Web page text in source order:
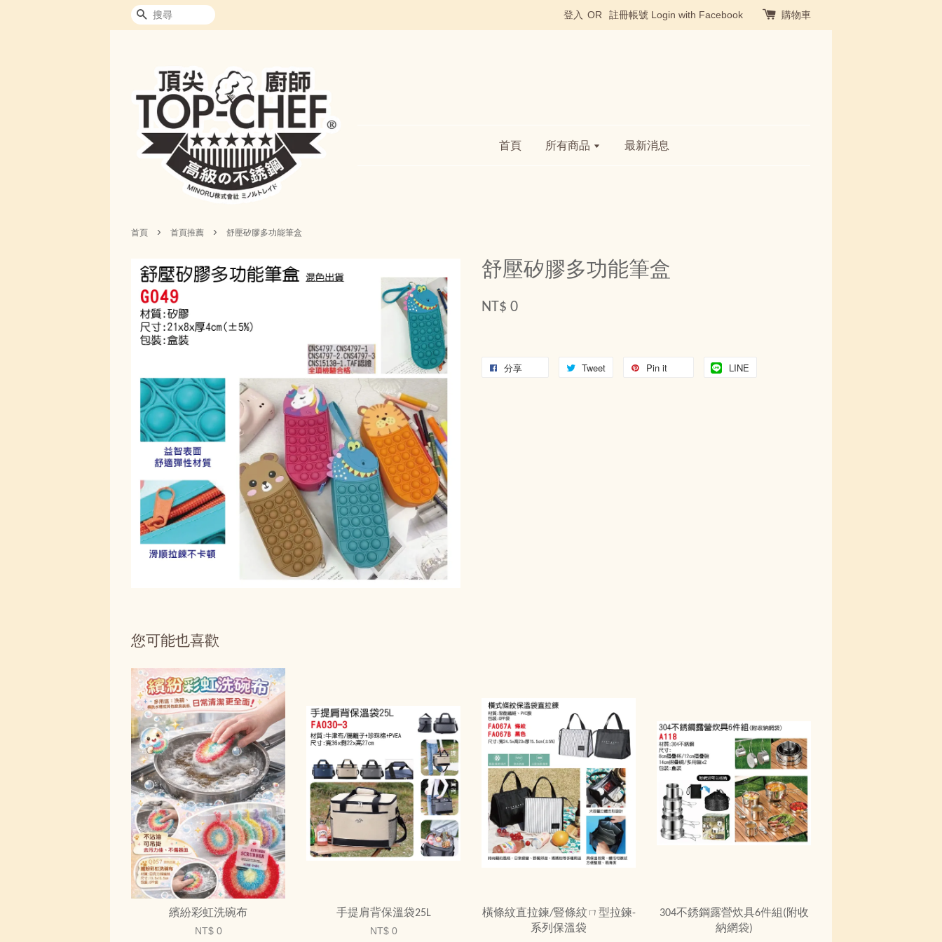
搜尋 登入 OR 註冊帳號 Login with Facebook 購物車
首頁 所有商品 最新消息
首頁 › 首頁推薦 › 舒壓矽膠多功能筆盒
舒壓矽膠多功能筆盒
NT$ 0
分享 Tweet Pin it LINE
您可能也喜歡
繽紛彩虹洗碗布
NT$ 0
手提肩背保溫袋25L
NT$ 0
橫條紋直拉鍊/豎條紋ㄇ型拉鍊-
系列保溫袋
304不銹鋼露營炊具6件組(附收
納網袋)